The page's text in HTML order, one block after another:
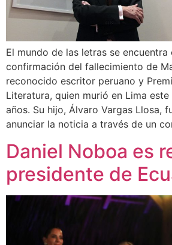
El mundo de las letras se
confirmación del fallecimiento de
reconocido escritor peruano y
Literatura, quien murió en Lima
años. Su hijo, Álvaro Vargas Llosa,
anunciar la noticia a través de un
Daniel Noboa es
presidente de